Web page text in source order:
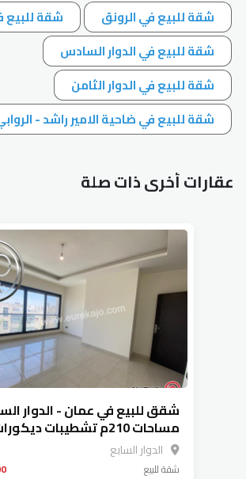
شقة للبيع في الرونق
شقة للبيع
شقة للبيع في الدوار السادس
شقة للبيع في الدوار الثامن
شقة للبيع في ضاحية الامير راشد -
عقارات أخرى ذات صلة
شقق للبيع في عمان - الدوار
مساحات 210م تشطيبات
عصرية فاخرة جديدة لم تسكن
جميلة
الدوار السابع
شقةللبيع